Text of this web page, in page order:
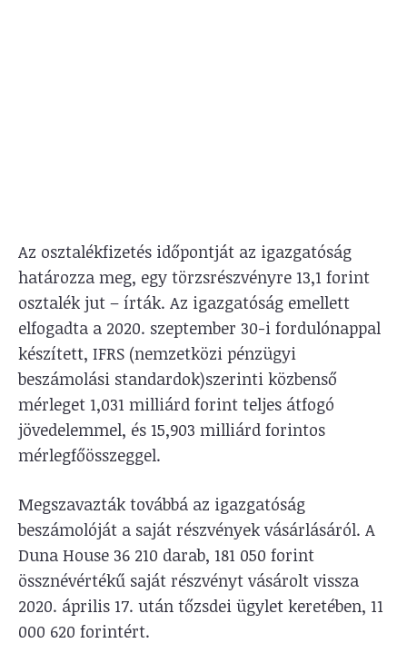
Az osztalékfizetés időpontját az igazgatóság
határozza meg, egy törzsrészvényre 13,1 forint
osztalék jut – írták. Az igazgatóság emellett
elfogadta a 2020. szeptember 30-i fordulónappal
készített, IFRS (nemzetközi pénzügyi
beszámolási standardok)szerinti közbenső
mérleget 1,031 milliárd forint teljes átfogó
jövedelemmel, és 15,903 milliárd forintos
mérlegfőösszeggel.
Megszavazták továbbá az igazgatóság
beszámolóját a saját részvények vásárlásáról. A
Duna House 36 210 darab, 181 050 forint
össznévértékű saját részvényt vásárolt vissza
2020. április 17. után tőzsdei ügylet keretében, 11
000 620 forintért.